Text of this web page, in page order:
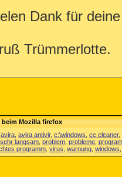
Dank für
Trümmerlotte.
Mozilla firefox
avira avira antivir, c:\windows cc cleaner,
langsam problem probleme
programm virus warnung windows